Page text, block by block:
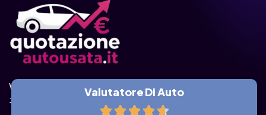
Valuta la tua auto online, gratis e in pochi
istanti.
Valutatore Di Auto